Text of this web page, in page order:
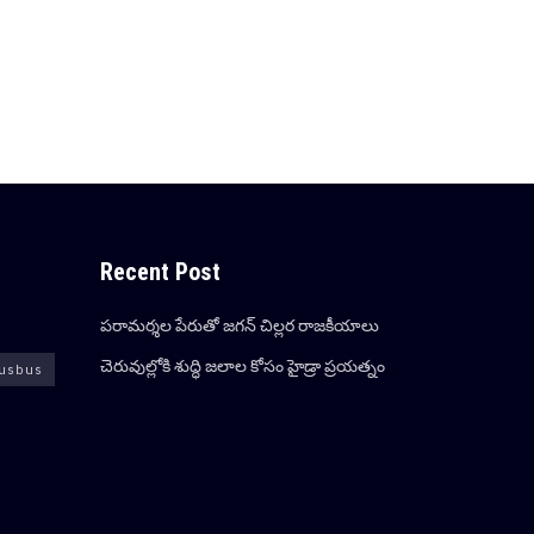
Recent Post
ప‌రామ‌ర్శ‌ల పేరుతో జ‌గ‌న్ చిల్ల‌ర రాజ‌కీయాలు
చెరువుల్లోకి శుద్ధి జ‌లాల కోసం హైడ్రా ప్ర‌య‌త్నం